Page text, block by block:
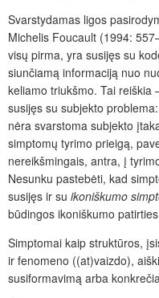
Svarstydamas ligos
Michelis Foucault (1994:
visų pirma, yra susijęs su
siunčiamą informaciją nuo
keliamo triukšmo. Tai reiškia
susijęs su subjekto
nėra svarstoma subjekto
simptomų tyrimo prieigą,
nereikšmingais, antra, į
Nesunku pastebėti, kad
susijęs ir su ikoniškumo
būdingos ikoniškumo
Simptomai kaip struktūros,
ir fenomeno ((at)vaizdo),
susiformavimą arba